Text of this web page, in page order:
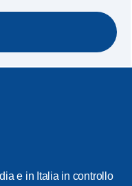
e in Italia in controllo